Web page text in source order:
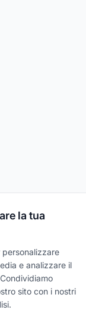
la tua
e analizzare il
sito con i nostri